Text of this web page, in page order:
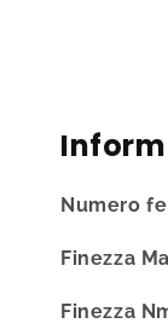
Numero
Finezza
Finezza